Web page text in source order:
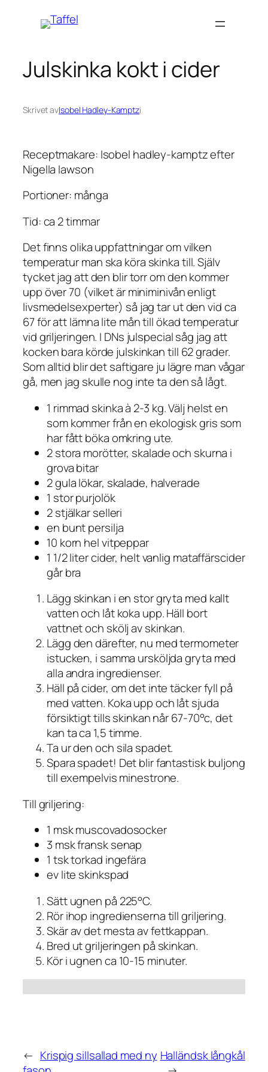
Julskinka kokt i cider
Skrivet avIsobel Hadley-Kamptzi
Receptmakare: Isobel hadley-kamptz efter
Nigella lawson
Portioner: många
Tid: ca 2 timmar
Det finns olika uppfattningar om vilken
temperatur man ska köra skinka till. Själv
tycket jag att den blir torr om den kommer
upp över 70 (vilket är miniminivån enligt
livsmedelsexperter) så jag tar ut den vid ca
67 för att lämna lite mån till ökad temperatur
vid griljeringen. I DNs julspecial såg jag att
kocken bara körde julskinkan till 62 grader.
Som alltid blir det saftigare ju lägre man vågar
gå, men jag skulle nog inte ta den så lågt.
1 rimmad skinka à 2-3 kg. Välj helst en
som kommer från en ekologisk gris som
har fått böka omkring ute.
2 stora morötter, skalade och skurna i
grova bitar
2 gula lökar, skalade, halverade
1 stor purjolök
2 stjälkar selleri
en bunt persilja
10 korn hel vitpeppar
1 1/2 liter cider, helt vanlig mataffärscider
går bra
Lägg skinkan i en stor gryta med kallt
vatten och låt koka upp. Häll bort
vattnet och skölj av skinkan.
Lägg den därefter, nu med termometer
istucken, i samma ursköljda gryta med
alla andra ingredienser.
Häll på cider, om det inte täcker fyll på
med vatten. Koka upp och låt sjuda
försiktigt tills skinkan når 67-70°c, det
kan ta ca 1,5 timme.
Ta ur den och sila spadet.
Spara spadet! Det blir fantastisk buljong
till exempelvis minestrone.
Till griljering:
1 msk muscovadosocker
3 msk fransk senap
1 tsk torkad ingefära
ev lite skinkspad
Sätt ugnen på 225°C.
Rör ihop ingredienserna till griljering.
Skär av det mesta av fettkappan.
Bred ut griljeringen på skinkan.
Kör i ugnen ca 10-15 minuter.
← Krispig sillsallad med ny Halländsk långkål